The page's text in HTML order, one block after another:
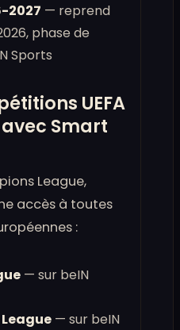
2027 — reprend
phase de
Sports
UEFA
Smart
League,
accès à toutes
:
— sur beIN
— sur beIN